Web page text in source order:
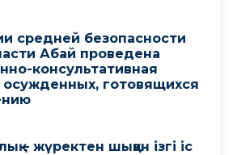
средней безопасности
Абай проведена
консультативная
готовящихся
– жүректен шыққан ізгі іс